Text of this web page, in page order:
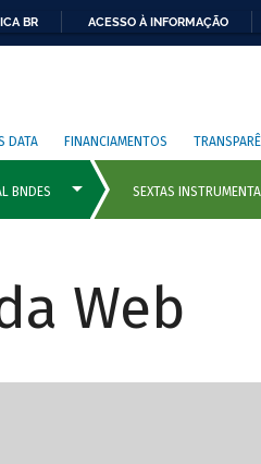
BR ACESSO À INFORMAÇÃO
DATA FINANCIAMENTOS
Web